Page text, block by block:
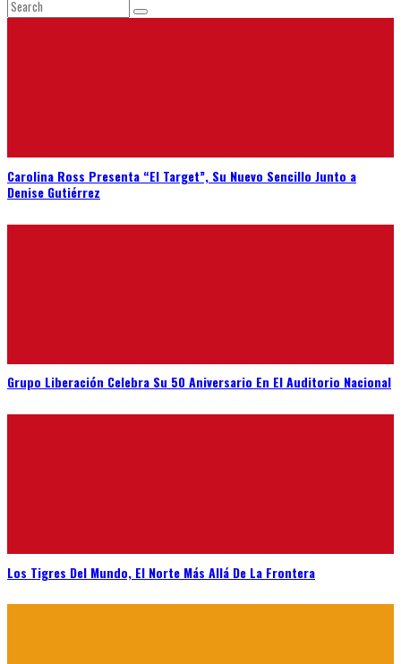
Carolina Ross Presenta “El Target”, Su Nuevo Sencillo Junto a
Denise Gutiérrez
Grupo Liberación Celebra Su 50 Aniversario En El Auditorio Nacional
Los Tigres Del Mundo, El Norte Más Allá De La Frontera